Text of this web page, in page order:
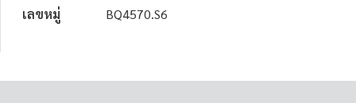
เลขหมู่ BQ4570.S6